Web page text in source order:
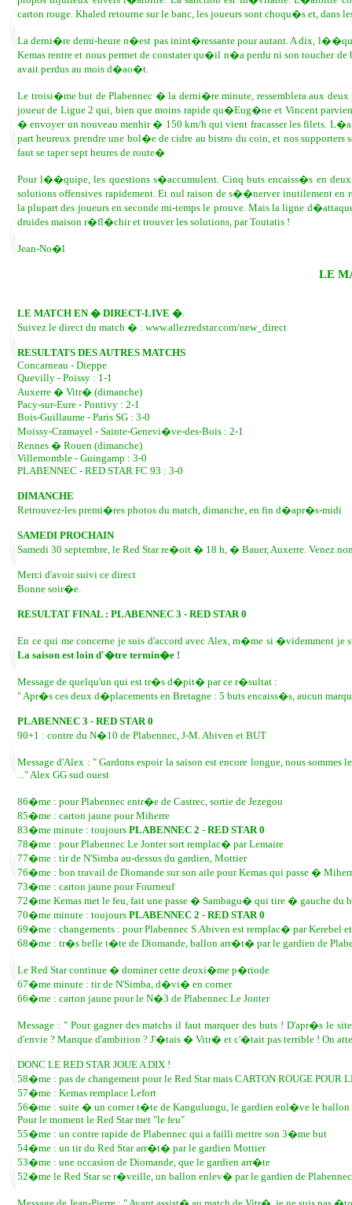
carton rouge. Khaled retourne sur le banc, les joueurs sont choqu�s et, dans
La derni�re demi-heure n�est pas inint�ressante pour autant. A dix,
Kemas rentre et nous permet de constater qu�il n�a perdu ni son toucher
avait perdus au mois d�ao�t.
Le troisi�me but de Plabennec � la derni�re minute, ressemblera aux
joueur de Ligue 2 qui, bien que moins rapide qu�Eug�ne et Vincent
� envoyer un nouveau menhir � 150 km/h qui vient fracasser les filets.
part heureux prendre une bol�e de cidre au bistro du coin, et nos
faut se taper sept heures de route�
Pour l��quipe, les questions s�accumulent. Cinq buts encaiss�s en deux
solutions offensives rapidement. Et nul raison de s��nerver inutilement
la plupart des joueurs en seconde mi-temps le prouve. Mais la ligne
druides maison r�fl�chir et trouver les solutions, par Toutatis !
Jean-No�l
LE
LE MATCH EN � DIRECT-LIVE �
Suivez le direct du match � : www.allezredstar.com/new_direct
RESULTATS DES AUTRES MATCHS
Concarneau - Dieppe
Quevilly - Poissy : 1-1
Auxerre � Vitr� (dimanche)
Pacy-sur-Eure - Pontivy : 2-1
Bois-Guillaume - Paris SG : 3-0
Moissy-Cramayel - Sainte-Genevi�ve-des-Bois : 2-1
Rennes � Rouen (dimanche)
Villemomble - Guingamp : 3-0
PLABENNEC - RED STAR FC 93 : 3-0
DIMANCHE
Retrouvez-les premi�res photos du match, dimanche, en fin d�apr�s-midi
SAMEDI PROCHAIN
Samedi 30 septembre, le Red Star re�oit � 18 h, � Bauer, Auxerre. Venez
Merci d'avoir suivi ce direct
Bonne soir�e.
RESULTAT FINAL : PLABENNEC 3 - RED STAR 0
En ce qui me concerne je suis d'accord avec Alex, m�me si �videmment
La saison est loin d'�tre termin�e !
Message de quelqu'un qui est tr�s d�pit� par ce r�sultat :
" Apr�s ces deux d�placements en Bretagne : 5 buts encaiss�s, aucun
PLABENNEC 3 - RED STAR 0
90+1 : contre du N�10 de Plabennec, J-M. Abiven et BUT
Message d'Alex : " Gardons espoir la saison est encore longue, nous
..." Alex GG sud ouest
86�me : pour Plabennec entr�e de Castrec, sortie de Jezegou
85�me : carton jaune pour Miherre
83�me minute : toujours PLABENNEC 2 - RED STAR 0
78�me : pour Plabennec Le Jonter sort remplac� par Lemaire
77�me : tir de N'Simba au-dessus du gardien, Mottier
76�me : bon travail de Diomande sur son aile pour Kemas qui passe �
73�me : carton jaune pour Fourneuf
72�me Kemas met le feu, fait une passe � Sambagu� qui tire � gauche du
70�me minute : toujours PLABENNEC 2 - RED STAR 0
69�me : changements : pour Plabennec S.Abiven est remplac� par Kerebel
68�me : tr�s belle t�te de Diomande, ballon arr�t� par le gardien de
Le Red Star continue � dominer cette deuxi�me p�riode
67�me minute : tir de N'Simba, d�vi� en corner
66�me : carton jaune pour le N�3 de Plabennec Le Jonter
Message : " Pour gagner des matchs il faut marquer des buts ! D'apr�s le
d'envie ? Manque d'ambition ? J'�tais � Vitr� et c'�tait pas terrible ! On
DONC LE RED STAR JOUE A DIX !
58�me : pas de changement pour le Red Star mais CARTON ROUGE POUR
57�me : Kemas remplace Lefort
56�me : suite � un corner t�te de Kangulungu, le gardien enl�ve le ballon
Pour le moment le Red Star met "le feu"
55�me : un contre rapide de Plabennec qui a failli mettre son 3�me but
54�me : un tir du Red Star arr�t� par le gardien Mottier
53�me : une occasion de Diomande, que le gardien arr�te
52�me le Red Star se r�veille, un ballon enlev� par le gardien de Plabennec